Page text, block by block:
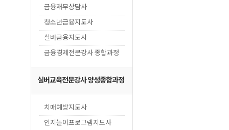
금융재무상담사
청소년금융지도사
실버금융지도사
금융경제전문강사 종합과정
실버교육전문강사 양성종합과정
치매예방지도사
인지놀이프로그램지도사